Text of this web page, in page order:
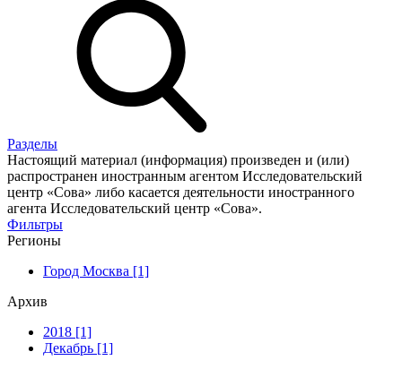
Разделы
Настоящий материал (информация) произведен и (или)
распространен иностранным агентом Исследовательский
центр «Сова» либо касается деятельности иностранного
агента Исследовательский центр «Сова».
Фильтры
Регионы
Город Москва [1]
Архив
2018 [1]
Декабрь [1]